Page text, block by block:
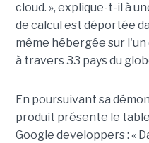
cloud. », explique-t-il à
de calcul est déportée
même hébergée sur
à travers 33 pays du
En poursuivant sa
produit présente le
Google developpers : «